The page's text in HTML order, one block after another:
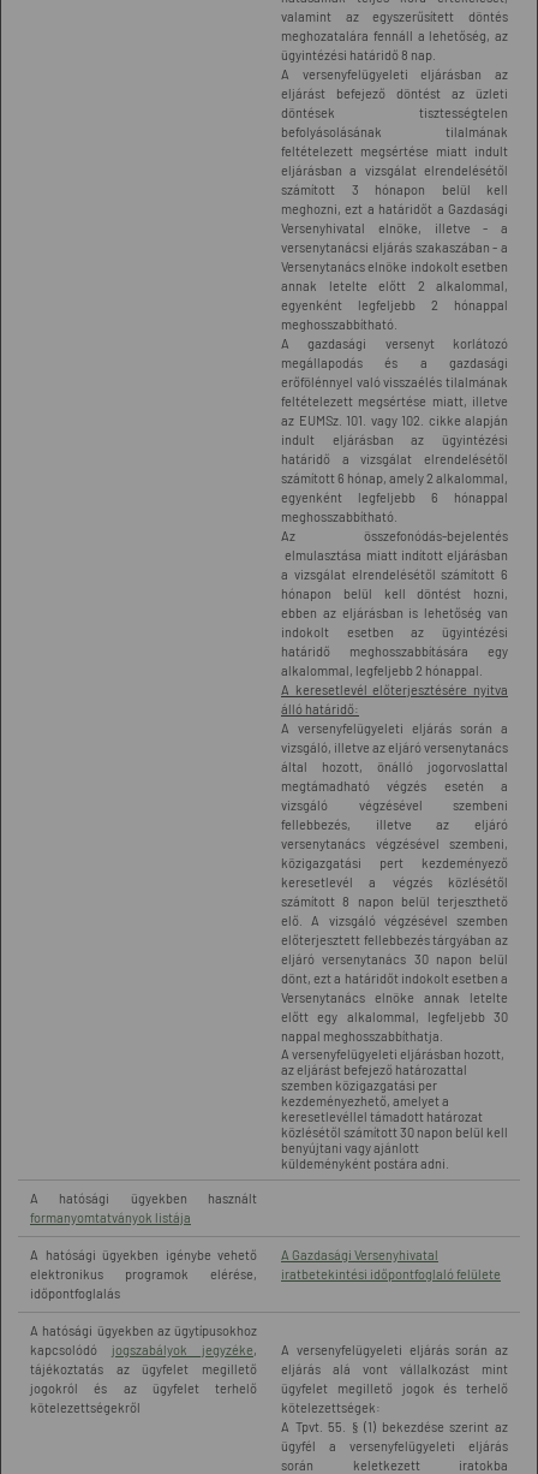
valamint az egyszerűsített döntés
meghozatalára fennáll a lehetőség, az
ügyintézési határidő 8 nap.
A versenyfelügyeleti eljárásban az
eljárást befejező döntést az üzleti
döntések tisztességtelen
befolyásolásának tilalmának
feltételezett megsértése miatt indult
eljárásban a vizsgálat elrendelésétől
számított 3 hónapon belül kell
meghozni, ezt a határidőt a Gazdasági
Versenyhivatal elnöke, illetve - a
versenytanácsi eljárás szakaszában - a
Versenytanács elnöke indokolt esetben
annak letelte előtt 2 alkalommal,
egyenként legfeljebb 2 hónappal
meghosszabbítható.
A gazdasági versenyt korlátozó
megállapodás és a gazdasági
erőfölénnyel való visszaélés tilalmának
feltételezett megsértése miatt, illetve
az EUMSz. 101. vagy 102. cikke alapján
indult eljárásban az ügyintézési
határidő a vizsgálat elrendelésétől
számított 6 hónap, amely 2 alkalommal,
egyenként legfeljebb 6 hónappal
meghosszabbítható.
Az összefonódás-bejelentés
elmulasztása miatt indított eljárásban
a vizsgálat elrendelésétől számított 6
hónapon belül kell döntést hozni,
ebben az eljárásban is lehetőség van
indokolt esetben az ügyintézési
határidő meghosszabbítására egy
alkalommal, legfeljebb 2 hónappal.
A keresetlevél előterjesztésére nyitva
álló határidő:
A versenyfelügyeleti eljárás során a
vizsgáló, illetve az eljáró versenytanács
által hozott, önálló jogorvoslattal
megtámadható végzés esetén a
vizsgáló végzésével szembeni
fellebbezés, illetve az eljáró
versenytanács végzésével szembeni,
közigazgatási pert kezdeményező
keresetlevél a végzés közlésétől
számított 8 napon belül terjeszthető
elő. A vizsgáló végzésével szemben
előterjesztett fellebbezés tárgyában az
eljáró versenytanács 30 napon belül
dönt, ezt a határidőt indokolt esetben a
Versenytanács elnöke annak letelte
előtt egy alkalommal, legfeljebb 30
nappal meghosszabbíthatja.
A versenyfelügyeleti eljárásban hozott,
az eljárást befejező határozattal
szemben közigazgatási per
kezdeményezhető, amelyet a
keresetlevéllel támadott határozat
közlésétől számított 30 napon belül kell
benyújtani vagy ajánlott
küldeményként postára adni.
A hatósági ügyekben használt
formanyomtatványok listája
A hatósági ügyekben igénybe vehető
elektronikus programok elérése,
időpontfoglalás
A Gazdasági Versenyhivatal
iratbetekintési időpontfoglaló felülete
A hatósági ügyekben az ügytípusokhoz
kapcsolódó jogszabályok jegyzéke,
tájékoztatás az ügyfelet megillető
jogokról és az ügyfelet terhelő
kötelezettségekről
A versenyfelügyeleti eljárás során az
eljárás alá vont vállalkozást mint
ügyfelet megillető jogok és terhelő
kötelezettségek:
A Tpvt. 55. § (1) bekezdése szerint az
ügyfél a versenyfelügyeleti eljárás
során keletkezett iratokba